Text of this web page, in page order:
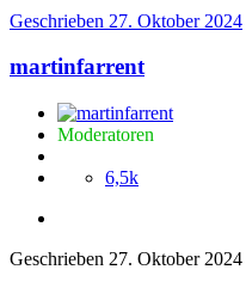
Geschrieben 27. Oktober 2024
martinfarrent
Moderatoren
6,5k
Geschrieben 27. Oktober 2024